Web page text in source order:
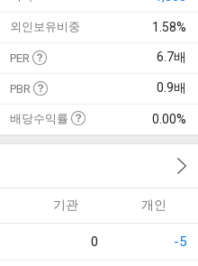
외인보유비중 1.58%
PER 6.7배
PBR 0.9배
배당수익률 0.00%
기관 개인
0 -5